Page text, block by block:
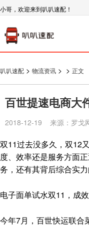
小哥，欢迎来到叭叭速配！
叭叭速配 > 物流资讯 > > 正文
百世提速电商大
2018-12-19 来源：罗戈
双11过去没多久，双12
度、效率还是服务方面
务，还有其背后综合实力
电子面单试水双11，成
今年7月，百世快运联合